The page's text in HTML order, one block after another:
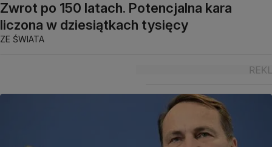
Zwrot po 150 latach. Potencjalna kara
liczona w dziesiątkach tysięcy
ZE ŚWIATA